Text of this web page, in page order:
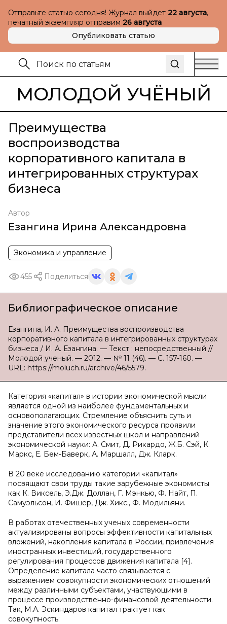
Отправьте статью сегодня! Журнал выйдет 22 августа,
печатный экземпляр отправим 26 августа
Опубликовать статью
МОЛОДОЙ УЧЁНЫЙ
Преимущества
воспроизводства
корпоративного капитала в
интегрированных структурах
бизнеса
Автор
Езангина Ирина Александровна
Экономика и управление
455 Поделиться
Библиографическое описание
Езангина, И. А. Преимущества воспроизводства
корпоративного капитала в интегрированных структурах
бизнеса / И. А. Езангина. — Текст : непосредственный //
Молодой ученый. — 2012. — № 11 (46). — С. 157-160. —
URL: https://moluch.ru/archive/46/5579.
Категория «капитал» в истории экономической мысли
является одной из наиболее фундаментальных и
основополагающих. Стремление объяснить суть и
значение этого экономического ресурса проявили
представители всех известных школ и направлений
экономической науки: А. Смит, Д. Рикардо, Ж.Б. Сэй, К.
Маркс, Е. Бем-Баверк, А. Маршалл, Дж. Кларк.
В 20 веке исследованию категории «капитал»
посвящают свои труды такие зарубежные экономисты
как К. Виксель, Э.Дж. Доллан, Г. Мэнкью, Ф. Найт, П.
Самуэльсон, И. Фишер, Дж. Хикс., Ф. Модильяни.
В работах отечественных ученых современности
актуализированы вопросы эффективности капитальных
вложений, накопления капитала в России, привлечения
иностранных инвестиций, государственного
регулирования процессов движения капитала [4].
Определение капитала часто связывается с
выражением совокупности экономических отношений
между различными субъектами, участвующими в
процессе производственно-финансовой деятельности.
Так, М.А. Эскиндаров капитал трактует как
совокупность: